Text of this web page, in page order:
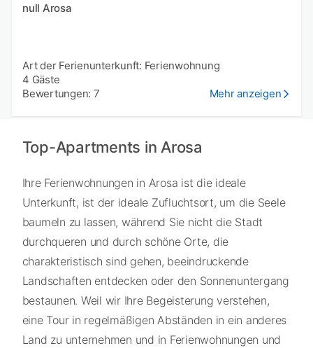
null Arosa
Art der Ferienunterkunft: Ferienwohnung
4 Gäste
Bewertungen: 7
Mehr anzeigen
Top-Apartments in Arosa
Ihre Ferienwohnungen in Arosa ist die ideale
Unterkunft, ist der ideale Zufluchtsort, um die Seele
baumeln zu lassen, während Sie nicht die Stadt
durchqueren und durch schöne Orte, die
charakteristisch sind gehen, beeindruckende
Landschaften entdecken oder den Sonnenuntergang
bestaunen. Weil wir Ihre Begeisterung verstehen,
eine Tour in regelmäßigen Abständen in ein anderes
Land zu unternehmen und in Ferienwohnungen und